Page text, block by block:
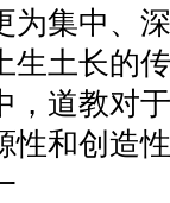
为集中、
生土长的
，道教对
性和创造